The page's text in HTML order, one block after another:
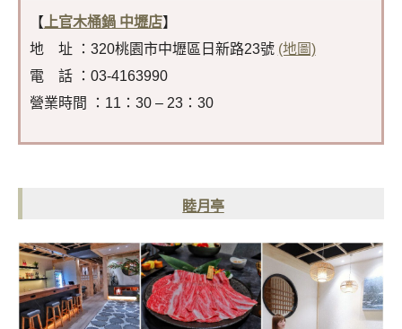
【 上官木桶鍋 中壢店】
地 址 ：320桃園市中壢區日新路23號 (地圖)
電 話 ：03-4163990
營業時間 ：11：30 – 23：30
睦月亭